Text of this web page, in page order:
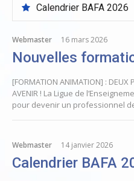
Calendrier BAFA 2026
Webmaster 16 mars 2026
Nouvelles
[FORMATION ANIMATION] : DEUX
AVENIR ! La Ligue de
pour devenir un professionnel
Webmaster 14 janvier 2026
Calendrier BAFA